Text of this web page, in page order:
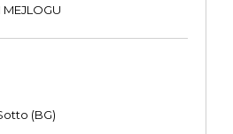
MEJLOGU
(BG)